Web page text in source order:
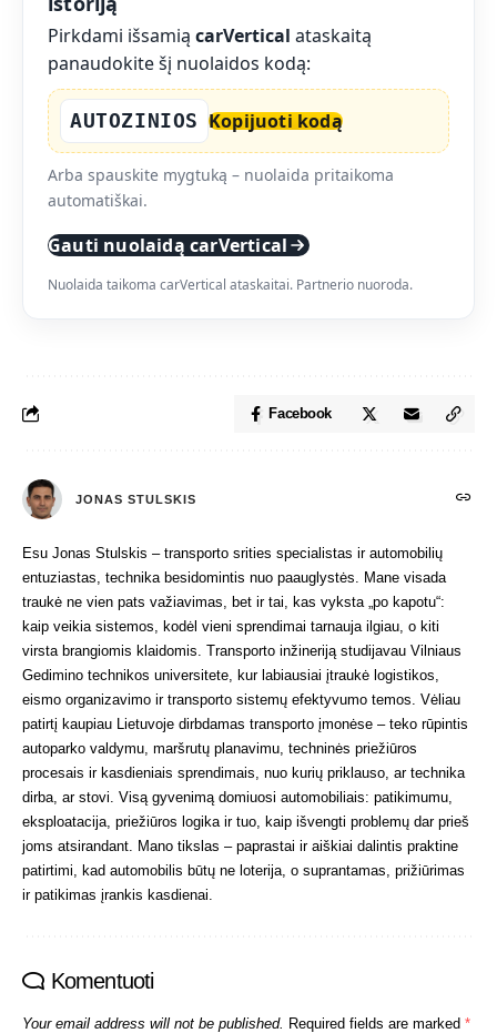
Pirkdami išsamią carVertical ataskaitą
panaudokite šį nuolaidos kodą:
AUTOZINIOS Kopijuoti kodą
Arba spauskite mygtuką – nuolaida pritaikoma
automatiškai.
Gauti nuolaidą carVertical
Nuolaida taikoma carVertical ataskaitai. Partnerio nuoroda.
Facebook
JONAS STULSKIS
Esu Jonas Stulskis – transporto srities specialistas ir automobilių
entuziastas, technika besidomintis nuo paauglystės. Mane visada
traukė ne vien pats važiavimas, bet ir tai, kas vyksta „po kapotu“:
kaip veikia sistemos, kodėl vieni sprendimai tarnauja ilgiau, o kiti
virsta brangiomis klaidomis. Transporto inžineriją studijavau Vilniaus
Gedimino technikos universitete, kur labiausiai įtraukė logistikos,
eismo organizavimo ir transporto sistemų efektyvumo temos. Vėliau
patirtį kaupiau Lietuvoje dirbdamas transporto įmonėse – teko rūpintis
autoparko valdymu, maršrutų planavimu, techninės priežiūros
procesais ir kasdieniais sprendimais, nuo kurių priklauso, ar technika
dirba, ar stovi. Visą gyvenimą domiuosi automobiliais: patikimumu,
eksploatacija, priežiūros logika ir tuo, kaip išvengti problemų dar prieš
joms atsirandant. Mano tikslas – paprastai ir aiškiai dalintis praktine
patirtimi, kad automobilis būtų ne loterija, o suprantamas, prižiūrimas
ir patikimas įrankis kasdienai.
Komentuoti
Your email address will not be published. Required fields are marked *